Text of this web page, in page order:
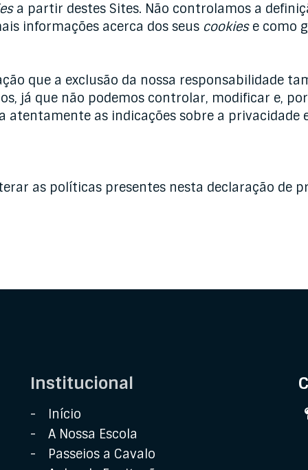
a partir destes Sites. Não controlamos a
informações acerca dos seus cookiese como
que a exclusão da nossa responsabilidade
já que não podemos controlar, modificar e,
atentamente as indicações sobre a privacidade
as políticas presentes nesta declaração de
Institucional
Início
A Nossa Escola
Passeios a Cavalo